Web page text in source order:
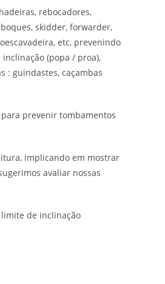
rebocadores,
skidder, forwarder,
etc, prevenindo
(popa / proa),
: guindastes, caçambas
prevenir tombamentos
implicando em mostrar
avaliar nossas
de inclinação